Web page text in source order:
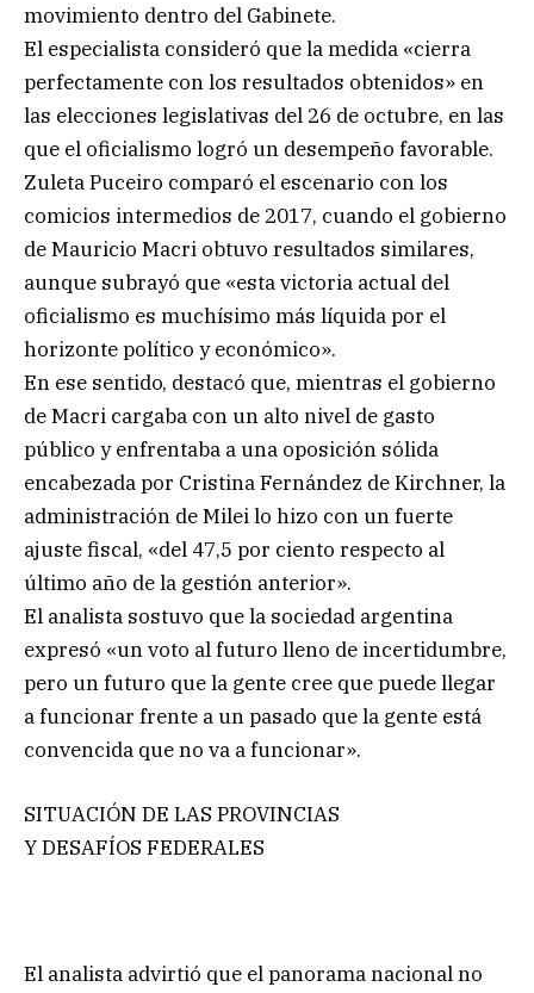
movimiento dentro del Gabinete.
El especialista consideró que la medida «cierra
perfectamente con los resultados obtenidos» en
las elecciones legislativas del 26 de octubre, en las
que el oficialismo logró un desempeño favorable.
Zuleta Puceiro comparó el escenario con los
comicios intermedios de 2017, cuando el gobierno
de Mauricio Macri obtuvo resultados similares,
aunque subrayó que «esta victoria actual del
oficialismo es muchísimo más líquida por el
horizonte político y económico».
En ese sentido, destacó que, mientras el gobierno
de Macri cargaba con un alto nivel de gasto
público y enfrentaba a una oposición sólida
encabezada por Cristina Fernández de Kirchner, la
administración de Milei lo hizo con un fuerte
ajuste fiscal, «del 47,5 por ciento respecto al
último año de la gestión anterior».
El analista sostuvo que la sociedad argentina
expresó «un voto al futuro lleno de incertidumbre,
pero un futuro que la gente cree que puede llegar
a funcionar frente a un pasado que la gente está
convencida que no va a funcionar».
SITUACIÓN DE LAS PROVINCIAS
Y DESAFÍOS FEDERALES
El analista advirtió que el panorama nacional no